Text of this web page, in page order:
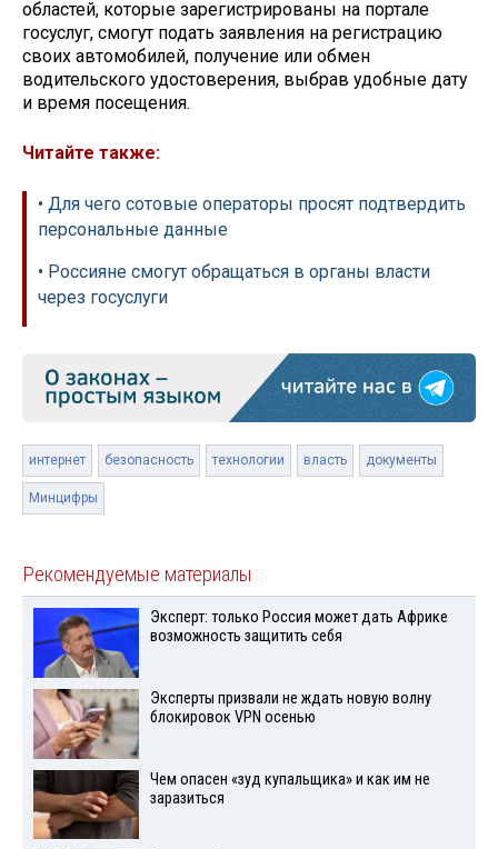
областей, которые зарегистрированы на портале
госуслуг, смогут подать заявления на регистрацию
своих автомобилей, получение или обмен
водительского удостоверения, выбрав удобные дату
и время посещения.
Читайте также:
• Для чего сотовые операторы просят подтвердить
персональные данные
• Россияне смогут обращаться в органы власти
через госуслуги
интернет безопасность технологии власть документы
Минцифры
Рекомендуемые материалы
Эксперт: только Россия может дать Африке
возможность защитить себя
Эксперты призвали не ждать новую волну
блокировок VPN осенью
Чем опасен «зуд купальщика» и как им не
заразиться